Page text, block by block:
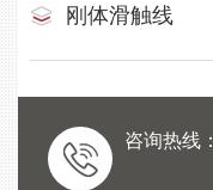
刚体滑触线
咨询热线：